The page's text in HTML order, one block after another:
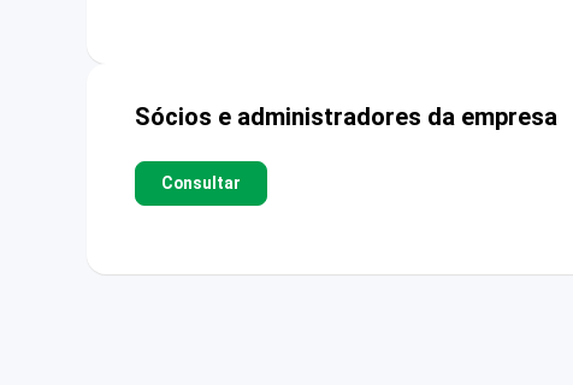
Sócios e administradores da empresa
Consultar